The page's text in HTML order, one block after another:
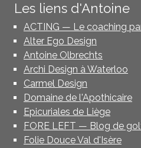
Les liens d'Antoine
ACTING — Le coaching
Alter Ego Design
Antoine Olbrechts
Archi Design à Waterloo
Carmel Design
Domaine de l'Apothicaire
Epicuriales de Liège
FORE LEFT — Blog de
Folie Douce Val d'Isère